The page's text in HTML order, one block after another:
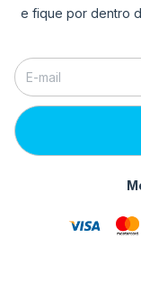
e fique por dentro